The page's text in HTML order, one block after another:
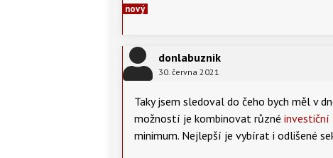
nový
donlabuznik
30. června 2021
Taky jsem sledoval do čeho bych měl v
možností je kombinovat různé investiční
minimum. Nejlepší je vybírat i odlišené